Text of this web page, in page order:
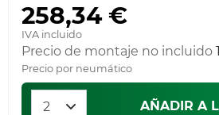
258,34 €
IVA incluido
Precio de montaje no incluido
Precio por neumático
AÑADIR A